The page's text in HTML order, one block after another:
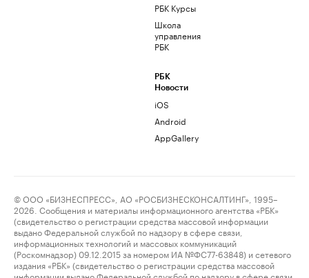
РБК Курсы
Школа
управления
РБК
РБК
Новости
iOS
Android
AppGallery
© ООО «БИЗНЕСПРЕСС», АО «РОСБИЗНЕСКОНСАЛТИНГ», 1995–
2026. Сообщения и материалы информационного агентства «РБК»
(свидетельство о регистрации средства массовой информации
выдано Федеральной службой по надзору в сфере связи,
информационных технологий и массовых коммуникаций
(Роскомнадзор) 09.12.2015 за номером ИА №ФС77-63848) и сетевого
издания «РБК» (свидетельство о регистрации средства массовой